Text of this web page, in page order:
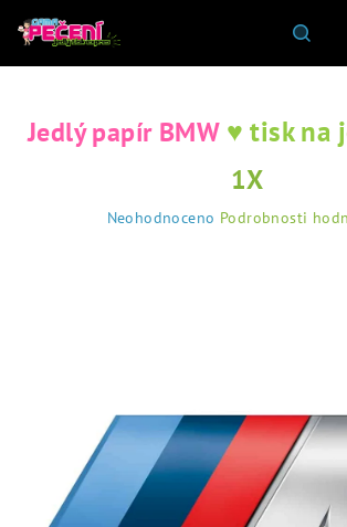
Jedlý papír BMW ♥ tisk na
1X
Neohodnoceno Podrobnosti